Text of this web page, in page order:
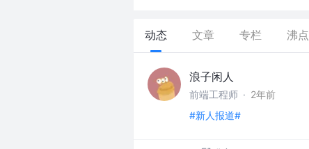
动态 文章 专栏 沸点
浪子闲人
前端工程师 · 2年前
#新人报道#